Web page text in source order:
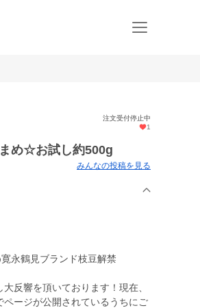
注文受付停止中
1
め☆お試し約500g
みんなの投稿を見る
永鶴見ブランド枝豆解禁
反響を頂いております！現在、
ージが公開されているうちにご